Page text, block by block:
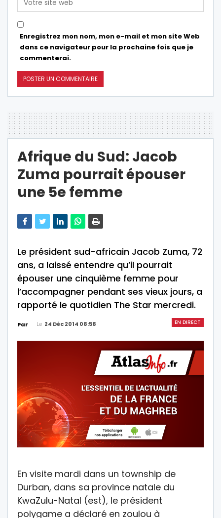
Enregistrez mon nom, mon e-mail et mon site Web
dans ce navigateur pour la prochaine fois que je
commenterai.
Afrique du Sud: Jacob
Zuma pourrait épouser
une 5e femme
Le président sud-africain Jacob Zuma, 72
ans, a laissé entendre qu’il pourrait
épouser une cinquième femme pour
l’accompagner pendant ses vieux jours, a
rapporté le quotidien The Star mercredi.
EN DIRECT
Par Le 24 Déc 2014 08:58
En visite mardi dans un township de
Durban, dans sa province natale du
KwaZulu-Natal (est), le président
polygame a déclaré en zoulou à